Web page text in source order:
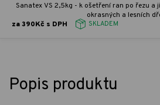
Sanatex VS 2,5kg - k ošetření ran po řezu a
okrasných a lesních
za 390Kč s DPH
SKLADEM
Popis produktu